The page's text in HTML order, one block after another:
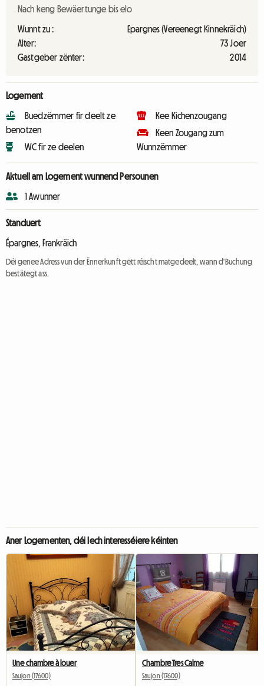
Nach keng Bewäertunge bis elo
Wunnt zu :
Epargnes (Vereenegt Kinnekräich)
Alter:
73 Joer
Gastgeber zënter:
2014
Logement
Buedzëmmer fir deelt ze
benotzen
WC fir ze deelen
Kee Kichenzougang
Keen Zougang zum
Wunnzëmmer
Aktuell am Logement wunnend Persounen
1 Awunner
Standuert
Épargnes, Frankräich
Déi genee Adress vun der Ënnerkunft gëtt réischt matgedeelt, wann d'Buchung
bestätegt ass.
Aner Logementen, déi Iech interesséiere kéinten
Une chambre à louer
Saujon (17600)
Chambre Tres Calme
Saujon (17600)